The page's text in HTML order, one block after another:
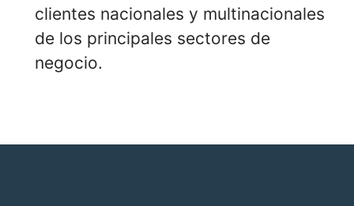
clientes nacionales y multinacionales
de los principales sectores de
negocio.